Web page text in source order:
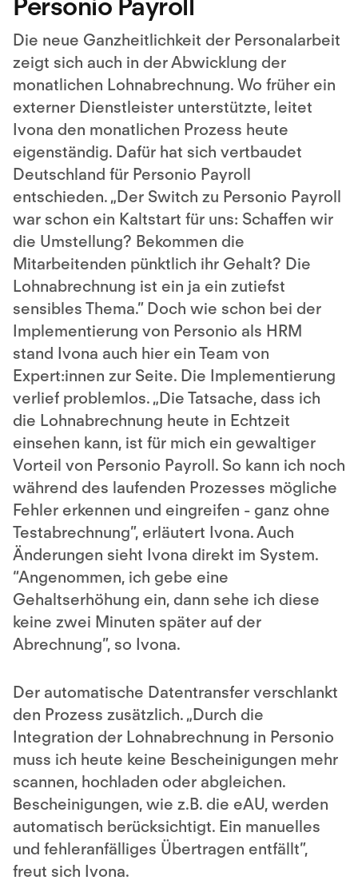
Personio Payroll
Die neue Ganzheitlichkeit der Personalarbeit
zeigt sich auch in der Abwicklung der
monatlichen Lohnabrechnung. Wo früher ein
externer Dienstleister unterstützte, leitet
Ivona den monatlichen Prozess heute
eigenständig. Dafür hat sich vertbaudet
Deutschland für Personio Payroll
entschieden. „Der Switch zu Personio Payroll
war schon ein Kaltstart für uns: Schaffen wir
die Umstellung? Bekommen die
Mitarbeitenden pünktlich ihr Gehalt? Die
Lohnabrechnung ist ein ja ein zutiefst
sensibles Thema.” Doch wie schon bei der
Implementierung von Personio als HRM
stand Ivona auch hier ein Team von
Expert:innen zur Seite. Die Implementierung
verlief problemlos. „Die Tatsache, dass ich
die Lohnabrechnung heute in Echtzeit
einsehen kann, ist für mich ein gewaltiger
Vorteil von Personio Payroll. So kann ich noch
während des laufenden Prozesses mögliche
Fehler erkennen und eingreifen - ganz ohne
Testabrechnung”, erläutert Ivona. Auch
Änderungen sieht Ivona direkt im System.
“Angenommen, ich gebe eine
Gehaltserhöhung ein, dann sehe ich diese
keine zwei Minuten später auf der
Abrechnung”, so Ivona.
Der automatische Datentransfer verschlankt
den Prozess zusätzlich. „Durch die
Integration der Lohnabrechnung in Personio
muss ich heute keine Bescheinigungen mehr
scannen, hochladen oder abgleichen.
Bescheinigungen, wie z.B. die eAU, werden
automatisch berücksichtigt. Ein manuelles
und fehleranfälliges Übertragen entfällt”,
freut sich Ivona.